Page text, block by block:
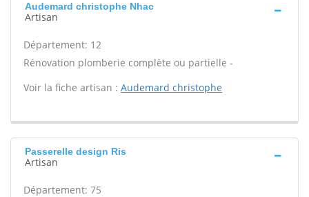
Audemard christophe Nhac
Artisan
Département: 12
Rénovation plomberie complète ou partielle -
Voir la fiche artisan : Audemard christophe
Passerelle design Ris
Artisan
Département: 75